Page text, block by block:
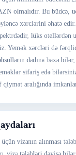
olmalıdır. Bu büdcə,
xərclərini əhatə
lüks otellərdən
Yemək xərcləri də
dadına baxa
sifariş edə
aralığında
vizanın alınması